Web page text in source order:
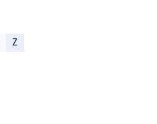
Z